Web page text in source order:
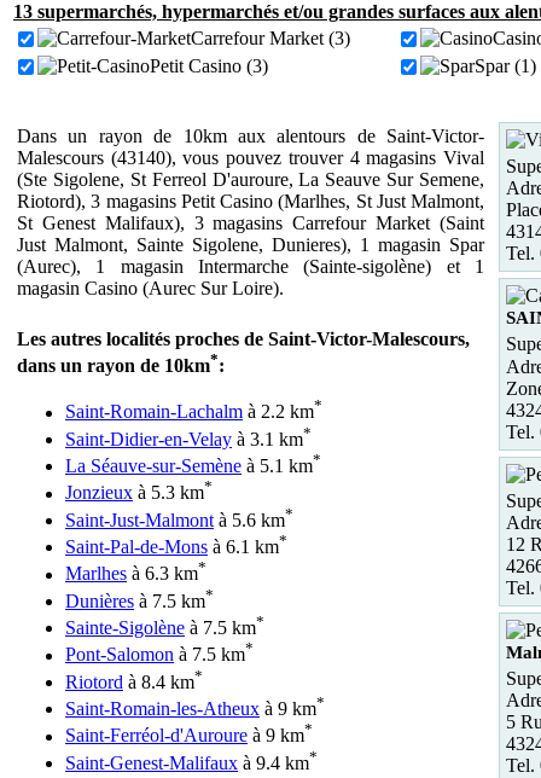
13 supermarchés, hypermarchés et/ou grandes surfaces aux
Carrefour Market (3)
Petit Casino (3)
Spar (1)
Dans un rayon de 10km aux alentours de Saint-Victor-
Malescours (43140), vous pouvez trouver 4 magasins Vival
(Ste Sigolene, St Ferreol D'auroure, La Seauve Sur Semene,
Riotord), 3 magasins Petit Casino (Marlhes, St Just Malmont,
St Genest Malifaux), 3 magasins Carrefour Market (Saint
Just Malmont, Sainte Sigolene, Dunieres), 1 magasin Spar
(Aurec), 1 magasin Intermarche (Sainte-sigolène) et 1
magasin Casino (Aurec Sur Loire).
Les autres localités proches de Saint-Victor-Malescours,
dans un rayon de 10km*:
Saint-Romain-Lachalm à 2.2 km*
Saint-Didier-en-Velay à 3.1 km*
La Séauve-sur-Semène à 5.1 km*
Jonzieux à 5.3 km*
Saint-Just-Malmont à 5.6 km*
Saint-Pal-de-Mons à 6.1 km*
Marlhes à 6.3 km*
Dunières à 7.5 km*
Sainte-Sigolène à 7.5 km*
Pont-Salomon à 7.5 km*
Riotord à 8.4 km*
Saint-Romain-les-Atheux à 9 km*
Saint-Ferréol-d'Auroure à 9 km*
Saint-Genest-Malifaux à 9.4 km*
Tel.
Tel.
12
Tel.
5
Tel.